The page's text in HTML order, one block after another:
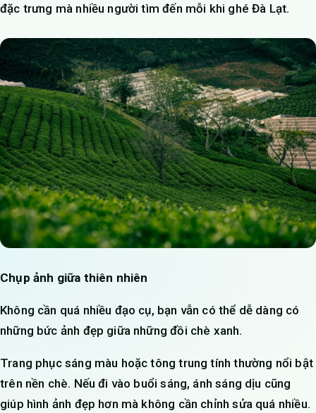
đặc trưng mà nhiều người tìm đến mỗi khi ghé Đà Lạt.
Chụp ảnh giữa thiên nhiên
Không cần quá nhiều đạo cụ, bạn vẫn có thể dễ dàng có
những bức ảnh đẹp giữa những đồi chè xanh.
Trang phục sáng màu hoặc tông trung tính thường nổi bật
trên nền chè. Nếu đi vào buổi sáng, ánh sáng dịu cũng
giúp hình ảnh đẹp hơn mà không cần chỉnh sửa quá nhiều.